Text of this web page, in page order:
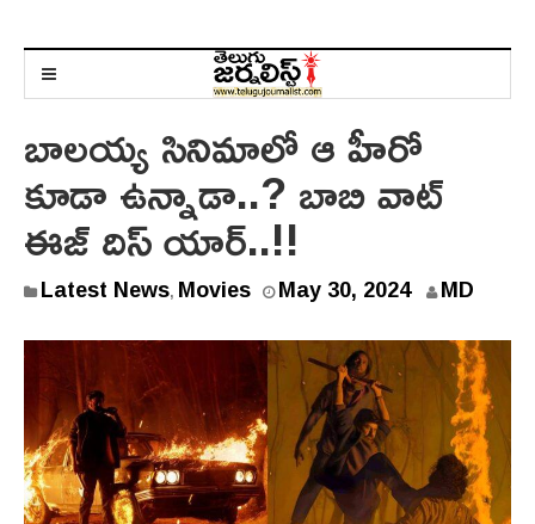
బాలయ్య సినిమాలో ఆ హీరో
కూడా ఉన్నాడా..? బాబి వాట్
ఈజ్ దిస్ యార్..!!
Latest News, Movies May 30, 2024 MD